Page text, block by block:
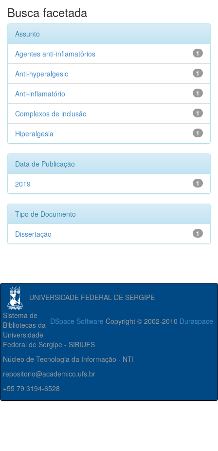
Busca facetada
Assunto
1
Agentes anti-inflamatórios
1
Anti-hyperalgesic
1
Anti-inflamatório
1
Complexos de inclusão
1
Hiperalgesia
Data de Publicação
1
2019
Tipo de Documento
1
Dissertação
UNIVERSIDADE FEDERAL DE SERGIPE
DSpace Software Copyright © 2002-2010 Duraspace
Sistema de
Bibliotecas da
Universidade
Federal de Sergipe - SIBIUFS
Núcleo de Tecnologia da Informação - NTI
repositorio@academico.ufs.br
+55 79 3194-6528